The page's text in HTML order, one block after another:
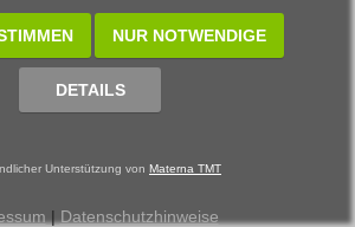
NUR NOTWENDIGE
DETAILS
Unterstützung von Materna TMT
| Datenschutzhinweise